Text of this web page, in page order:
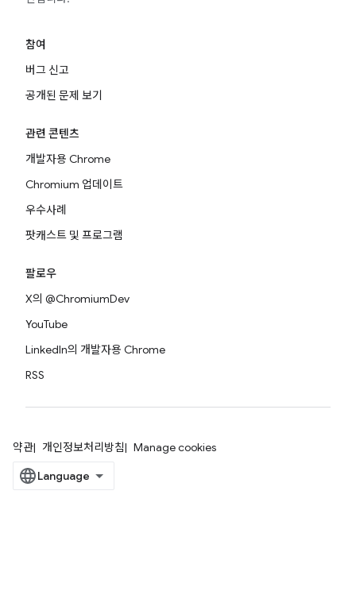
참여
버그 신고
공개된 문제 보기
관련 콘텐츠
개발자용 Chrome
Chromium 업데이트
우수사례
팟캐스트 및 프로그램
팔로우
X의 @ChromiumDev
YouTube
LinkedIn의 개발자용 Chrome
RSS
약관 개인정보처리방침 Manage cookies